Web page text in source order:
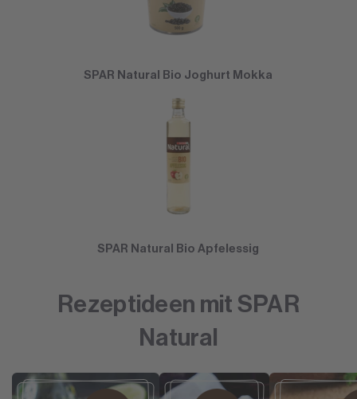
SPAR Natural Bio Joghurt Mokka
SPAR Natural Bio Apfelessig
Rezeptideen mit SPAR
Natural